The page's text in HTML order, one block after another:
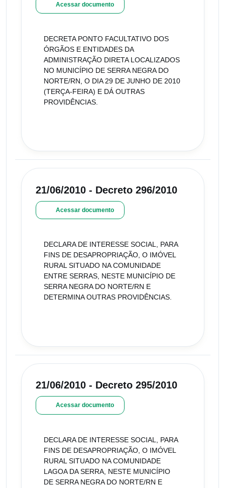
Acessar documento
DECRETA PONTO FACULTATIVO DOS
ÓRGÃOS E ENTIDADES DA
ADMINISTRAÇÃO DIRETA LOCALIZADOS
NO MUNICÍPIO DE SERRA NEGRA DO
NORTE/RN, O DIA 29 DE JUNHO DE 2010
(TERÇA-FEIRA) E DÁ OUTRAS
PROVIDÊNCIAS.
21/06/2010 - Decreto 296/2010
Acessar documento
DECLARA DE INTERESSE SOCIAL, PARA
FINS DE DESAPROPRIAÇÃO, O IMÓVEL
RURAL SITUADO NA COMUNIDADE
ENTRE SERRAS, NESTE MUNICÍPIO DE
SERRA NEGRA DO NORTE/RN E
DETERMINA OUTRAS PROVIDÊNCIAS.
21/06/2010 - Decreto 295/2010
Acessar documento
DECLARA DE INTERESSE SOCIAL, PARA
FINS DE DESAPROPRIAÇÃO, O IMÓVEL
RURAL SITUADO NA COMUNIDADE
LAGOA DA SERRA, NESTE MUNICÍPIO
DE SERRA NEGRA DO NORTE/RN E